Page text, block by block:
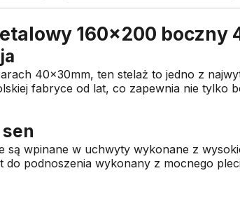
160x200 boczny
40x30mm, ten stelaż to jedno z
fabryce od lat, co zapewnia nie tylko
wpinane w uchwyty wykonane z
do podnoszenia wykonany z mocnego